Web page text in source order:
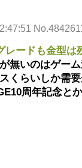
レードも金型は
無いのはゲー
くらいしか需
周年記念と